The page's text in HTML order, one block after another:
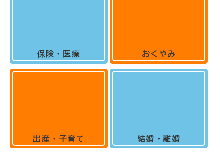
保険・医療
出産・子育て
おくやみ
結婚・離婚